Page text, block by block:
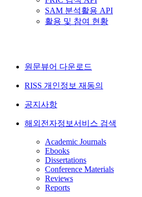
SAM 분석활용 API
활용 및 참여 현황
원문뷰어 다운로드
RISS 개인정보 재동의
공지사항
해외전자정보서비스 검색
Academic Journals
Ebooks
Dissertations
Conference Materials
Reviews
Reports